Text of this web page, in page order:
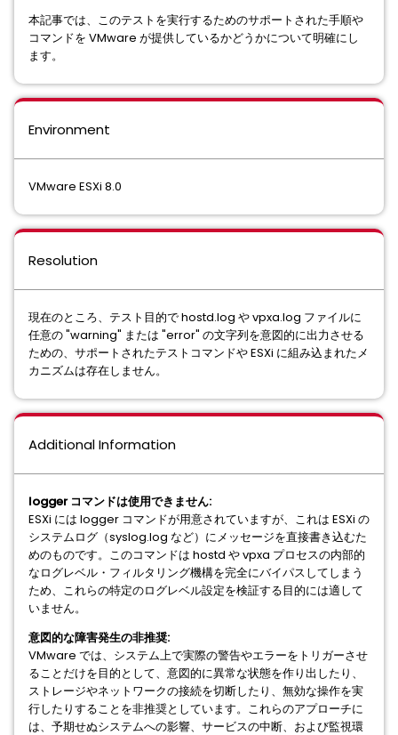
本記事では、このテストを実行するためのサポートされた手順や
コマンドを VMware が提供しているかどうかについて明確にし
ます。
Environment
VMware ESXi 8.0
Resolution
現在のところ、テスト目的で hostd.log や vpxa.log ファイルに
任意の "warning" または "error" の文字列を意図的に出力させる
ための、サポートされたテストコマンドや ESXi に組み込まれたメ
カニズムは存在しません。
Additional Information
logger コマンドは使用できません:
ESXi には logger コマンドが用意されていますが、これは ESXi の
システムログ（syslog.log など）にメッセージを直接書き込むた
めのものです。このコマンドは hostd や vpxa プロセスの内部的
なログレベル・フィルタリング機構を完全にバイパスしてしまう
ため、これらの特定のログレベル設定を検証する目的には適して
いません。
意図的な障害発生の非推奨:
VMware では、システム上で実際の警告やエラーをトリガーさせ
ることだけを目的として、意図的に異常な状態を作り出したり、
ストレージやネットワークの接続を切断したり、無効な操作を実
行したりすることを非推奨としています。これらのアプローチに
は、予期せぬシステムへの影響、サービスの中断、および監視環